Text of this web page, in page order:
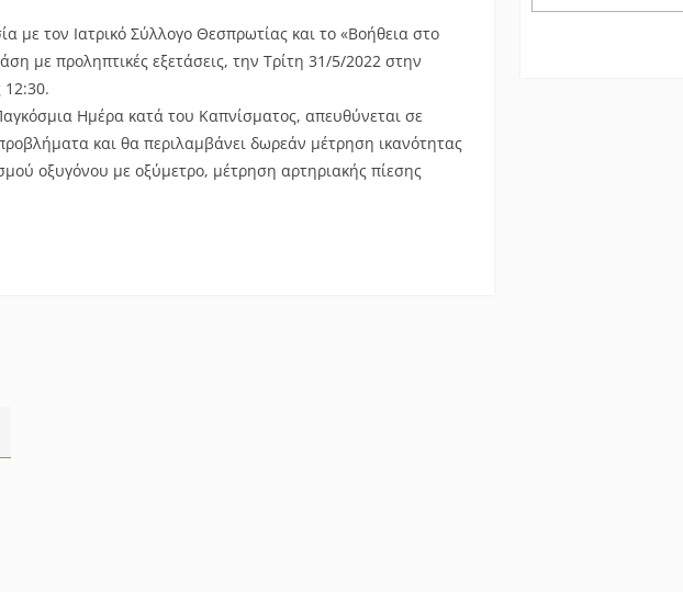
με τον Ιατρικό Σύλλογο Θεσπρωτίας και το «Βοήθεια στο
με προληπτικές εξετάσεις, την Τρίτη 31/5/2022 στην
12:30.
Ημέρα κατά του Καπνίσματος, απευθύνεται σε
και θα περιλαμβάνει δωρεάν μέτρηση ικανότητας
οξυγόνου με οξύμετρο, μέτρηση αρτηριακής πίεσης